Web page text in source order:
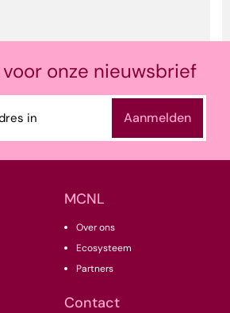
MCNL
Over ons
Ecosysteem
Partners
Contact
onze nieuwsbrief